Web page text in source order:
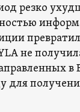
резко
не
для